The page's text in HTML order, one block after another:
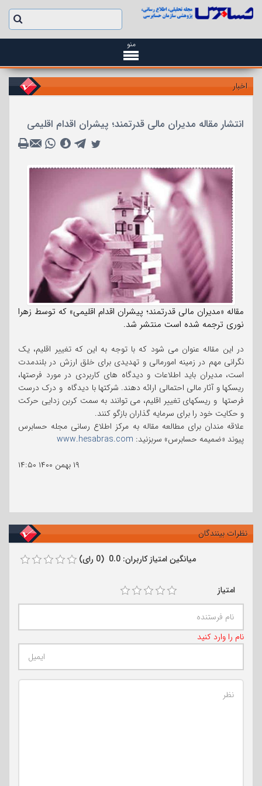
منو
اخبار
انتشار مقاله مدیران مالی قدرتمند؛ پیشران اقدام اقلیمی
مقاله «مدیران مالی قدرتمند؛ پیشران اقدام اقلیمی» که توسط زهرا
نوری ترجمه شده است منتشر شد.
در این مقاله عنوان می شود که با توجه به این که تغییر اقلیم، یک
نگرانی مهم در زمینه امورمالی و تهدیدی برای خلق ارزش در بلندمدت
است، مدیران باید اطلاعات و دیدگاه های کاربردی در مورد فرصتها،
ریسکها و آثار مالی احتمالی ارائه دهند. شرکتها با دیدگاه و درک درست
فرصتها و ریسکهای تغییر اقلیم، می توانند به سمت کربن زدایی حرکت
و حکایت خود را برای سرمایه گذاران بازگو کنند.
علاقه مندان برای مطالعه مقاله به مرکز اطلاع رسانی مجله حسابرس
پیوند «ضمیمه حسابرس» سربزنید: www.hesabras.com
۱۹ بهمن ۱۴۰۰
۱۴:۵۰
نظرات بینندگان
میانگین امتیاز کاربران: 0.0 (0 رای)
امتیاز
نام را وارد کنید